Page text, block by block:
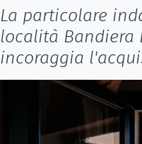
La particolare
località Bandiera
incoraggia